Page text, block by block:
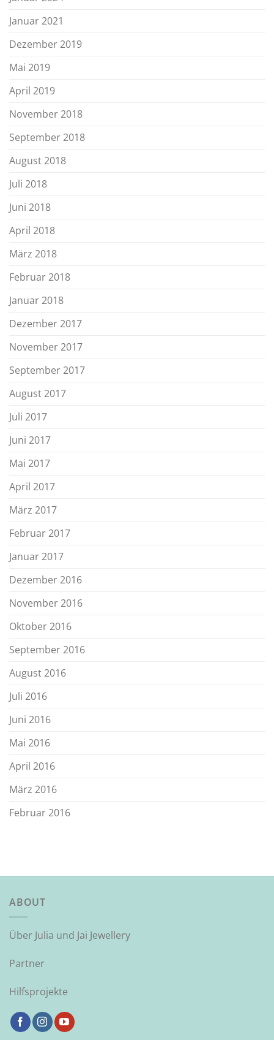
Januar 2021
Dezember 2019
Mai 2019
April 2019
November 2018
September 2018
August 2018
Juli 2018
Juni 2018
April 2018
März 2018
Februar 2018
Januar 2018
Dezember 2017
November 2017
September 2017
August 2017
Juli 2017
Juni 2017
Mai 2017
April 2017
März 2017
Februar 2017
Januar 2017
Dezember 2016
November 2016
Oktober 2016
September 2016
August 2016
Juli 2016
Juni 2016
Mai 2016
April 2016
März 2016
Februar 2016
ABOUT
Über Julia und Jai Jewellery
Partner
Hilfsprojekte